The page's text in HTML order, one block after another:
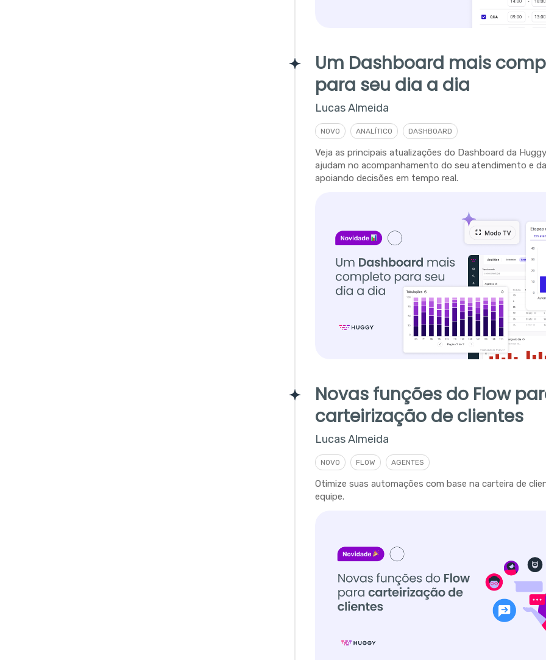
Um Dashboard mais
para seu dia a dia
Lucas Almeida
NOVO ANALÍTICO DASHBOARD
Veja as principais atualizações do Dashboard da
ajudam no acompanhamento do seu atendimento e
apoiando decisões em tempo real.
Novas funções do Flow
carteirização de clientes
Lucas Almeida
NOVO FLOW AGENTES
Otimize suas automações com base na carteira de
equipe.